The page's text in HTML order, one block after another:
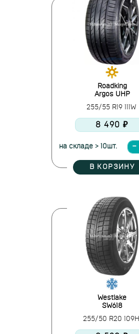
Roadking
Argos UHP
255/55 R19 111W
8 490 ₽
на складе > 10шт.
В КОРЗИНУ
Westlake
SW618
255/50 R20 109H